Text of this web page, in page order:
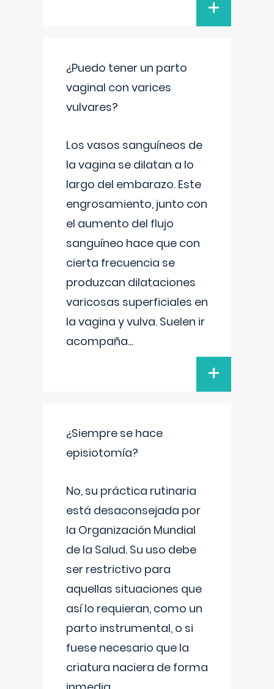
+
¿Puedo tener un parto
vaginal con varices
vulvares?
Los vasos sanguíneos de
la vagina se dilatan a lo
largo del embarazo. Este
engrosamiento, junto con
el aumento del flujo
sanguíneo hace que con
cierta frecuencia se
produzcan dilataciones
varicosas superficiales en
la vagina y vulva. Suelen ir
acompaña...
+
¿Siempre se hace
episiotomía?
No, su práctica rutinaria
está desaconsejada por
la Organización Mundial
de la Salud. Su uso debe
ser restrictivo para
aquellas situaciones que
así lo requieran, como un
parto instrumental, o si
fuese necesario que la
criatura naciera de forma